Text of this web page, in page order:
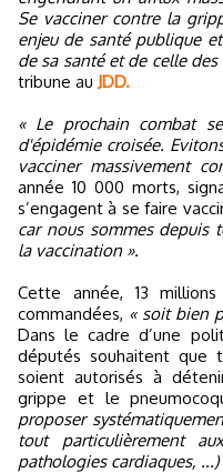
Se vacciner contre la
enjeu de santé publique
de sa santé et de celle des
tribune au JDD.
« Le prochain combat
d'épidémie croisée.
vacciner massivement
année 10 000 morts,
s’engagent à se faire
car nous sommes depuis
la vaccination ».
Cette année, 13
commandées, « soit bien
Dans le cadre d’une
députés souhaitent que
soient autorisés à
grippe et le
proposer
tout particulièrement
pathologies cardiaques,